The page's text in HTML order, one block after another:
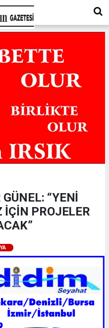
“YENİ
PROJELER